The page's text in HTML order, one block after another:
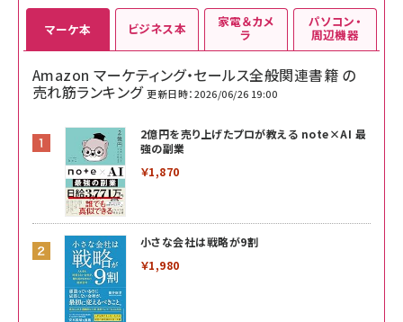
マーケ本
Amazon マーケティング・セールス全般関連書籍 の
売れ筋ランキング 更新日時：2026/06/26 19:00
2億円を売り上げたプロが教える note×AI 最
強の副業
￥1,870
小さな会社は戦略が9割
￥1,980
ビジネス本 家電＆カメ
ラ
パソコン・
周辺機器